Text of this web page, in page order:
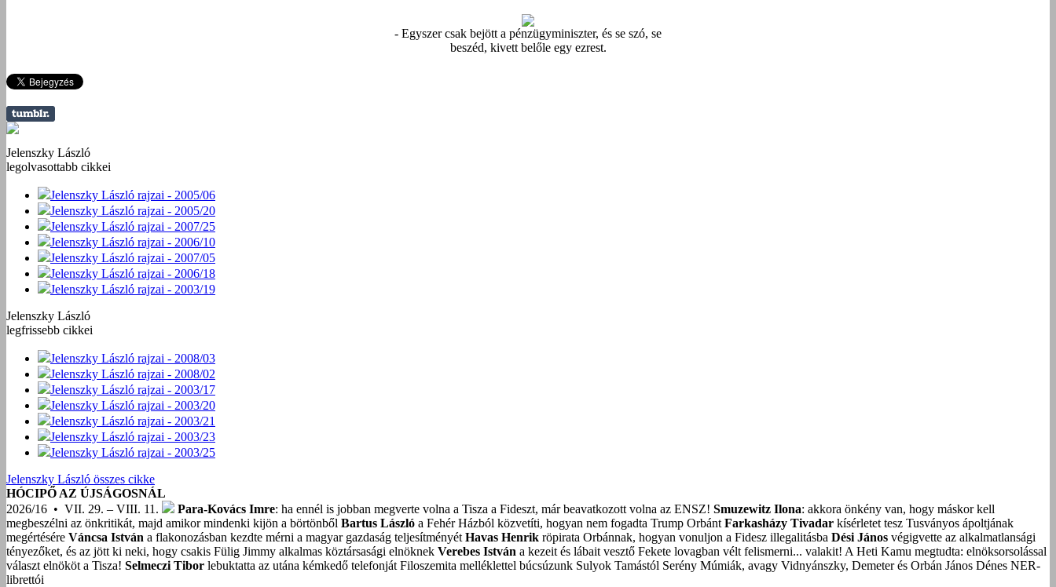
- Egyszer csak bejött a pénzügyminiszter, és se szó, se
beszéd, kivett belőle egy ezrest.
Jelenszky László
legolvasottabb cikkei
Jelenszky László rajzai - 2005/06
Jelenszky László rajzai - 2005/20
Jelenszky László rajzai - 2007/25
Jelenszky László rajzai - 2006/10
Jelenszky László rajzai - 2007/05
Jelenszky László rajzai - 2006/18
Jelenszky László rajzai - 2003/19
Jelenszky László
legfrissebb cikkei
Jelenszky László rajzai - 2008/03
Jelenszky László rajzai - 2008/02
Jelenszky László rajzai - 2003/17
Jelenszky László rajzai - 2003/20
Jelenszky László rajzai - 2003/21
Jelenszky László rajzai - 2003/23
Jelenszky László rajzai - 2003/25
Jelenszky László összes cikke
HÓCIPŐ AZ ÚJSÁGOSNÁL
2026/16 • VII. 29. – VIII. 11.
Para-Kovács Imre: ha ennél is jobban megverte volna a Tisza a Fideszt, már beavatkozott volna az ENSZ! Smuzewitz Ilona: akkora önkény van, hogy máskor kell
megbeszélni az önkritikát, majd amikor mindenki kijön a börtönből Bartus László a Fehér Házból közvetíti, hogyan nem fogadta Trump Orbánt Farkasházy Tivadar kísérletet tesz Tusványos ápoltjának
megértésére Váncsa István a flakonozásban kezdte mérni a magyar gazdaság teljesítményét Havas Henrik röpirata Orbánnak, hogyan vonuljon a Fidesz illegalitásba Dési János végigvette az alkalmatlansági
tényezőket, és az jött ki neki, hogy csakis Fülig Jimmy alkalmas köztársasági elnöknek Verebes István a kezeit és lábait vesztő Fekete lovagban vélt felismerni... valakit! A Heti Kamu megtudta: elnöksorsolással
választ elnököt a Tisza! Selmeczi Tibor lebuktatta az utána kémkedő telefonját Filoszemita melléklettel búcsúzunk Sulyok Tamástól Serény Múmiák, avagy Vidnyánszky, Demeter és Orbán János Dénes NER-
librettói